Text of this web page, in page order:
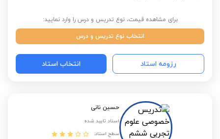
برای مشاهده قیمت، نوع تدریس و درس را وارد نمایید:
انتخاب نوع تدریس و درس
رزومه استاد انتخاب استاد
حسین نانی
استاد تایید شده
سطح استاد: